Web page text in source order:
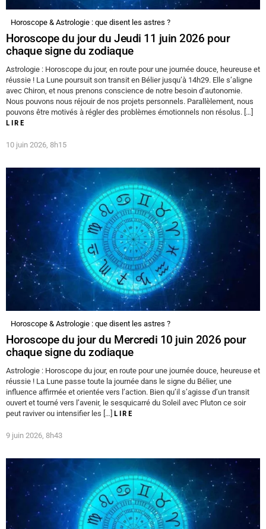
Horoscope & Astrologie : que disent les astres ?
Horoscope du jour du Jeudi 11 juin 2026 pour
chaque signe du zodiaque
Astrologie : Horoscope du jour, en route pour une journée douce, heureuse et
réussie ! La Lune poursuit son transit en Bélier jusqu’à 14h29. Elle s’aligne
avec Chiron, et nous prenons conscience de notre besoin d’autonomie.
Nous pouvons nous réjouir de nos projets personnels. Parallèlement, nous
pouvons être motivés à régler des problèmes émotionnels non résolus. […]
LIRE
10 juin 2026, 8h15
Horoscope & Astrologie : que disent les astres ?
Horoscope du jour du Mercredi 10 juin 2026 pour
chaque signe du zodiaque
Astrologie : Horoscope du jour, en route pour une journée douce, heureuse et
réussie ! La Lune passe toute la journée dans le signe du Bélier, une
influence affirmée et orientée vers l’action. Bien qu’il s’agisse d’un transit
ouvert et tourné vers l’avenir, le sesquicarré du Soleil avec Pluton ce soir
peut raviver ou intensifier les […] LIRE
9 juin 2026, 8h43